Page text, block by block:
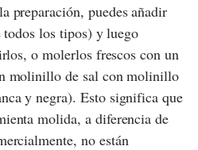
preparación, puedes añadir
todos los tipos) y luego
o molerlos frescos con un
molinillo de sal con molinillo
y negra). Esto significa que
molida, a diferencia de
no están